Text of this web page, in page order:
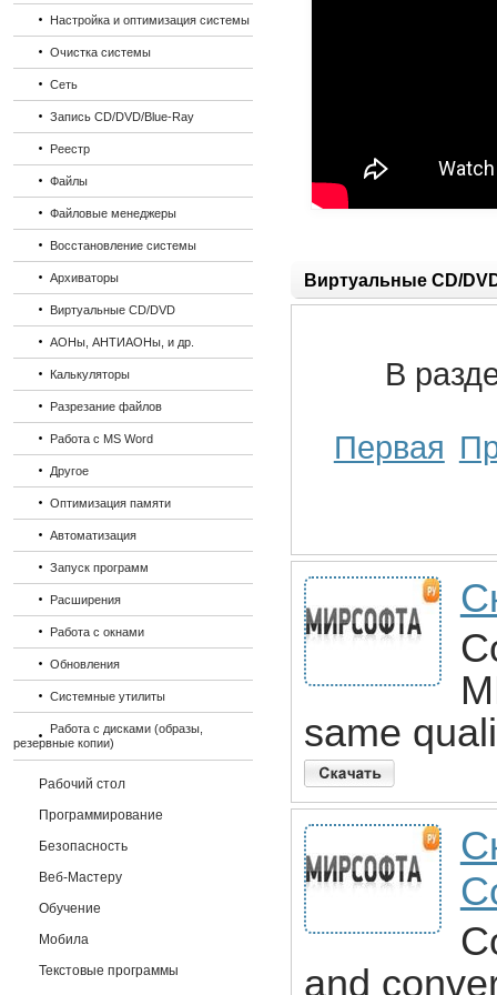
Настройка и оптимизация системы
Очистка системы
Сеть
Запись CD/DVD/Blue-Ray
Реестр
Файлы
Файловые менеджеры
Восстановление системы
Архиваторы
Виртуальные CD/DVD
АОНы, АНТИАОНы, и др.
Калькуляторы
Разрезание файлов
Работа с MS Word
Другое
Оптимизация памяти
Автоматизация
Запуск программ
Расширения
Работа с окнами
Обновления
Системные утилиты
Работа с дисками (образы,
резервные копии)
Рабочий стол
Программирование
Безопасность
Веб-Мастеру
Обучение
Мобила
Текстовые программы
Виртуальные CD/
В
Первая
same
and